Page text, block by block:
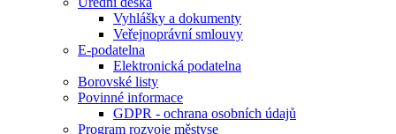
Vyhlášky a dokumenty
Veřejnoprávní smlouvy
E-podatelna
Elektronická podatelna
Borovské listy
Povinné informace
GDPR - ochrana osobních údajů
Program rozvoje městyse